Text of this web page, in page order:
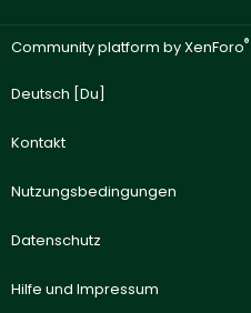
Community platform by XenForo®
Deutsch [Du]
Kontakt
Nutzungsbedingungen
Datenschutz
Hilfe und Impressum